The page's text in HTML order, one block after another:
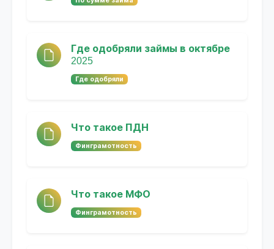
Где одобряли займы в октябре
2025
Где одобряли
Что такое ПДН
Финграмотность
Что такое МФО
Финграмотность